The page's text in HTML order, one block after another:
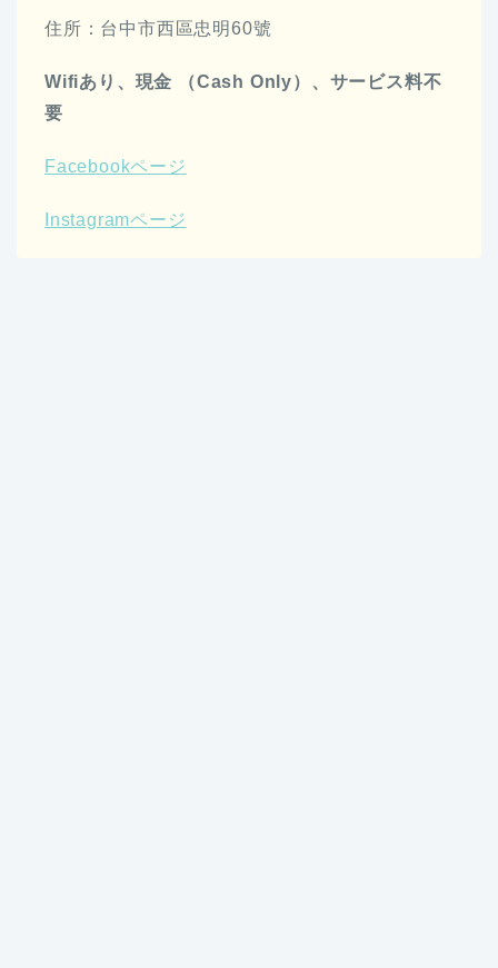
住所：台中市西區忠明60號
Wifiあり、現金 （Cash Only）、サービス料不
要
Facebookページ
Instagramページ